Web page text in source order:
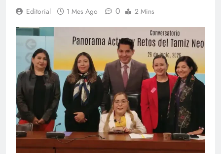
Editorial 1 Mes Ago 0 2 Mins